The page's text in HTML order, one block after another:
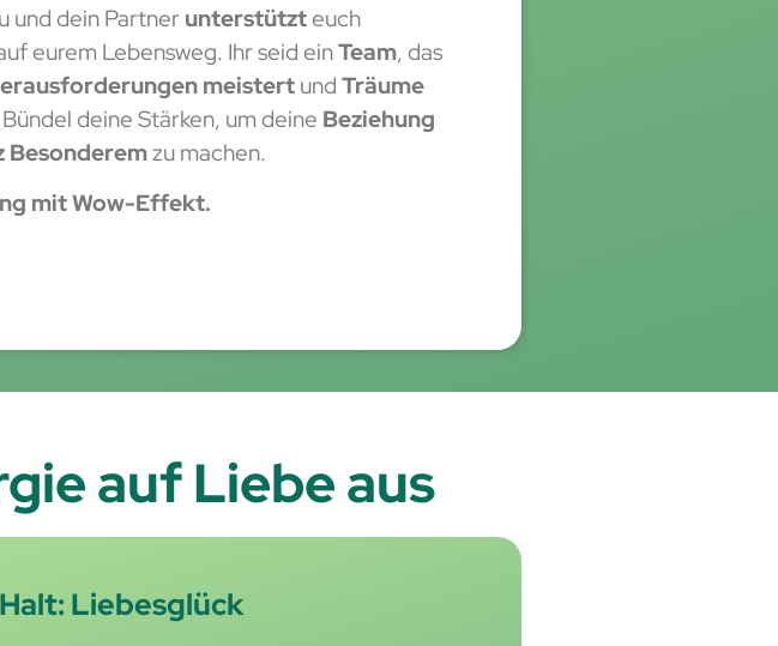
und dein Partner unterstützteuch
eurem Lebensweg. Ihr seid einTeam, das
meistertundTräume
deine Stärken, um deine Beziehung
Besonderemzu machen.
mit Wow-Effekt.
auf Liebe aus
Liebesglück